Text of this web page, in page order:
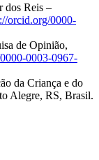
dos Reis –
orcid.org/0000-
de Opinião,
0003-0967-
da Criança e do
Alegre, RS, Brasil.